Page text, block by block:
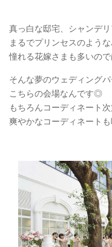
真っ白な邸宅、シャンデ
まるでプリンセスのよう
憧れる花嫁さまも多いの
そんな夢のウェディング
こちらの会場なんです◎
もちろんコーディネート
爽やかなコーディネート